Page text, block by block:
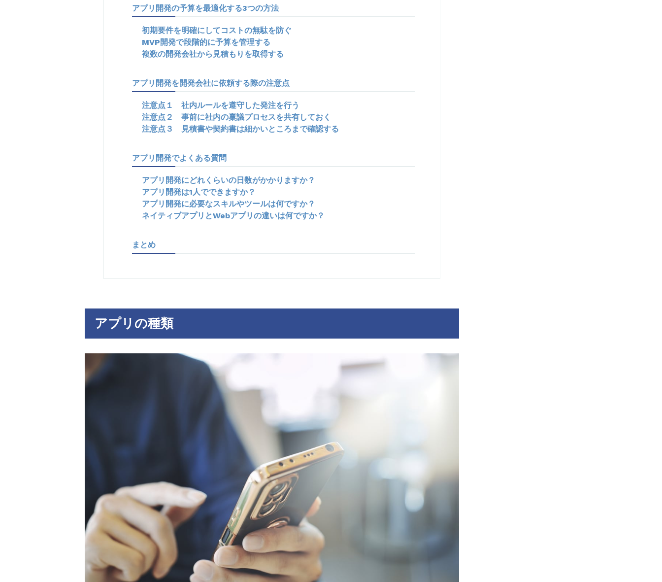
アプリ開発の予算を最適化する3つの方法
初期要件を明確にしてコストの無駄を防ぐ
MVP開発で段階的に予算を管理する
複数の開発会社から見積もりを取得する
アプリ開発を開発会社に依頼する際の注意点
注意点１ 社内ルールを遵守した発注を行う
注意点２ 事前に社内の稟議プロセスを共有しておく
注意点３ 見積書や契約書は細かいところまで確認する
アプリ開発でよくある質問
アプリ開発にどれくらいの日数がかかりますか？
アプリ開発は1人でできますか？
アプリ開発に必要なスキルやツールは何ですか？
ネイティブアプリとWebアプリの違いは何ですか？
まとめ
アプリの種類